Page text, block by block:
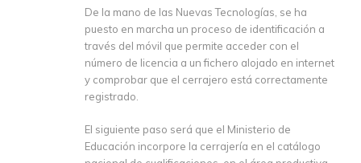
De la mano de las Nuevas Tecnologías, se ha
puesto en marcha un proceso de identificación a
través del móvil que permite acceder con el
número de licencia a un fichero alojado en internet
y comprobar que el cerrajero está correctamente
registrado.
El siguiente paso será que el Ministerio de
Educación incorpore la cerrajería en el catálogo